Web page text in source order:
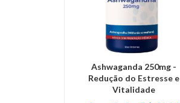
Ashwaganda 250mg -
Redução do Estresse e
Vitalidade